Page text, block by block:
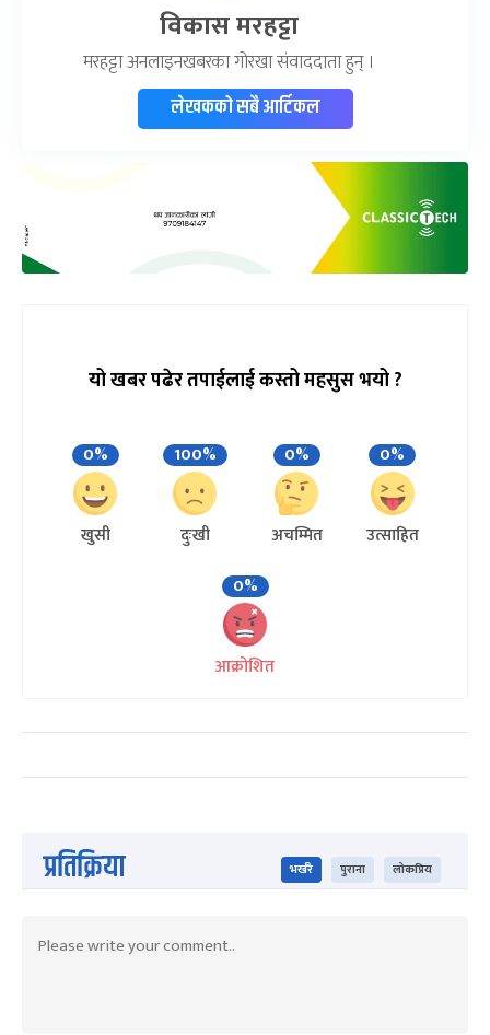
विकास मरहट्टा
मरहट्टा अनलाइनखबरका गोरखा संवाददाता हुन् ।
लेखकको सबै आर्टिकल
यो खबर पढेर तपाईलाई कस्तो महसुस भयो ?
0%
खुसी
100%
दुःखी
0%
अचम्मित
0%
उत्साहित
0%
आक्रोशित
प्रतिक्रिया भर्खरै पुराना लोकप्रिय